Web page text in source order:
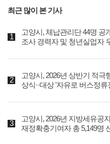
최근 많이 본 기사
고양시, 체납관리단 44명 공
조사 경력자 및 청년실업자
고양시, 2026년 상반기 적극
상식··대상 '자유로 버스정류
고양시, 2026년 지방세유공
재정확충기여자 총 5,149명